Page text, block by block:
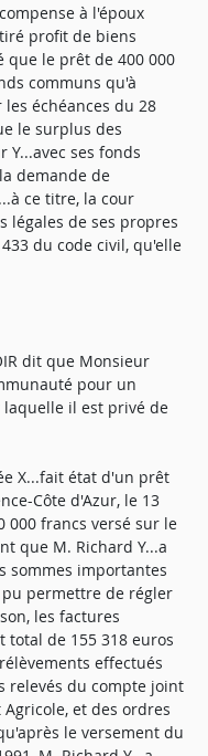
à l'époux
profit de biens
que le prêt de 400 000
communs qu'à
échéances du 28
le surplus des
ses fonds
demande de
ce titre, la cour
légales de ses propres
du code civil, qu'elle
dit que Monsieur
pour un
laquelle il est privé de
X...fait état d'un prêt
Côte d'Azur, le 13
000 francs versé sur le
que M. Richard Y...a
sommes importantes
permettre de régler
les factures
de 155 318 euros
effectués
relevés du compte joint
et des ordres
le versement du